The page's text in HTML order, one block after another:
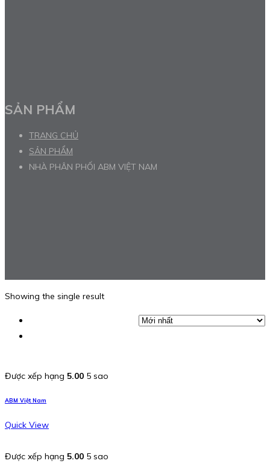
SẢN PHẨM
TRANG CHỦ
SẢN PHẨM
NHÀ PHÂN PHỐI ABM VIỆT NAM
Showing the single result
Được xếp hạng 5.00 5 sao
ABM Việt Nam
Quick View
Được xếp hạng 5.00 5 sao